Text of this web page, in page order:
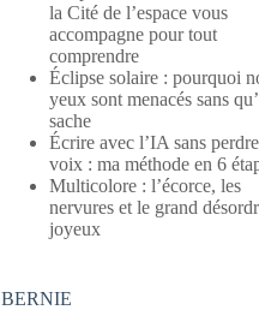
la Cité de l’espace vous
accompagne pour tout
comprendre
Éclipse solaire : pourquoi
yeux sont menacés sans
sache
Écrire avec l’IA sans
voix : ma méthode en 6
Multicolore : l’écorce, les
nervures et le grand
joyeux
BERNIE